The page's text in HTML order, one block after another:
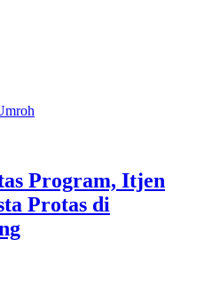
Program, Itjen
Protas di